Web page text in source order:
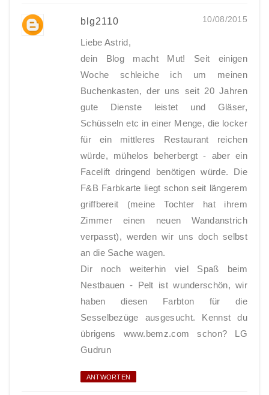
blg2110 10/08/2015
Liebe Astrid,
dein Blog macht Mut! Seit einigen
Woche schleiche ich um meinen
Buchenkasten, der uns seit 20 Jahren
gute Dienste leistet und Gläser,
Schüsseln etc in einer Menge, die locker
für ein mittleres Restaurant reichen
würde, mühelos beherbergt - aber ein
Facelift dringend benötigen würde. Die
F&B Farbkarte liegt schon seit längerem
griffbereit (meine Tochter hat ihrem
Zimmer einen neuen Wandanstrich
verpasst), werden wir uns doch selbst
an die Sache wagen.
Dir noch weiterhin viel Spaß beim
Nestbauen - Pelt ist wunderschön, wir
haben diesen Farbton für die
Sesselbezüge ausgesucht. Kennst du
übrigens www.bemz.com schon? LG
Gudrun
ANTWORTEN